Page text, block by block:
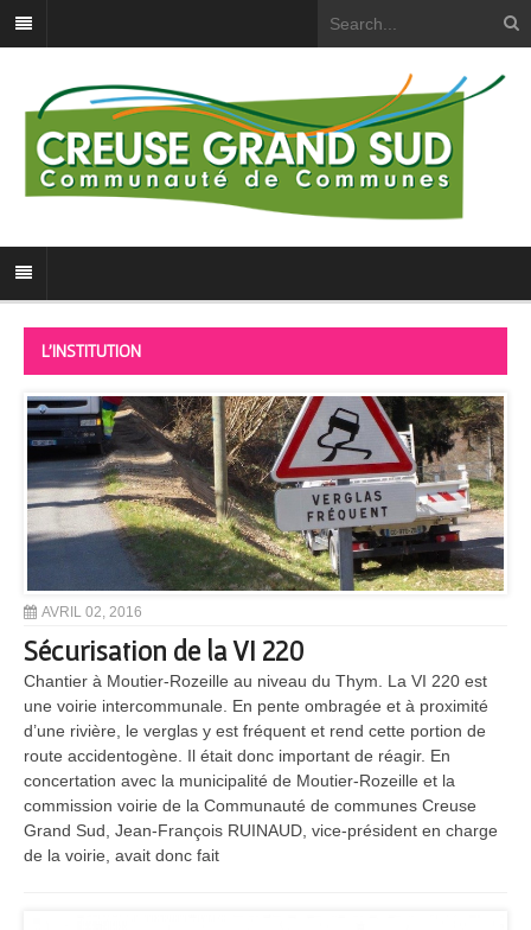
L'INSTITUTION
AVRIL 02, 2016
Sécurisation de la VI 220
Chantier à Moutier-Rozeille au niveau du Thym. La VI 220 est
une voirie intercommunale. En pente ombragée et à proximité
d’une rivière, le verglas y est fréquent et rend cette portion de
route accidentogène. Il était donc important de réagir. En
concertation avec la municipalité de Moutier-Rozeille et la
commission voirie de la Communauté de communes Creuse
Grand Sud, Jean-François RUINAUD, vice-président en charge
de la voirie, avait donc fait